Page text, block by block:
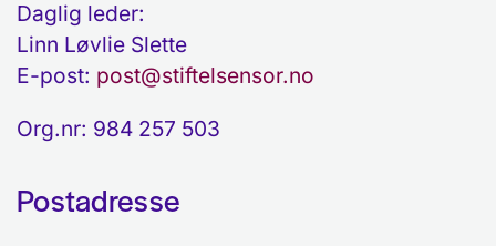
Daglig leder:
Linn Løvlie Slette
E-post: post@stiftelsensor.no
Org.nr: 984 257 503
Postadresse